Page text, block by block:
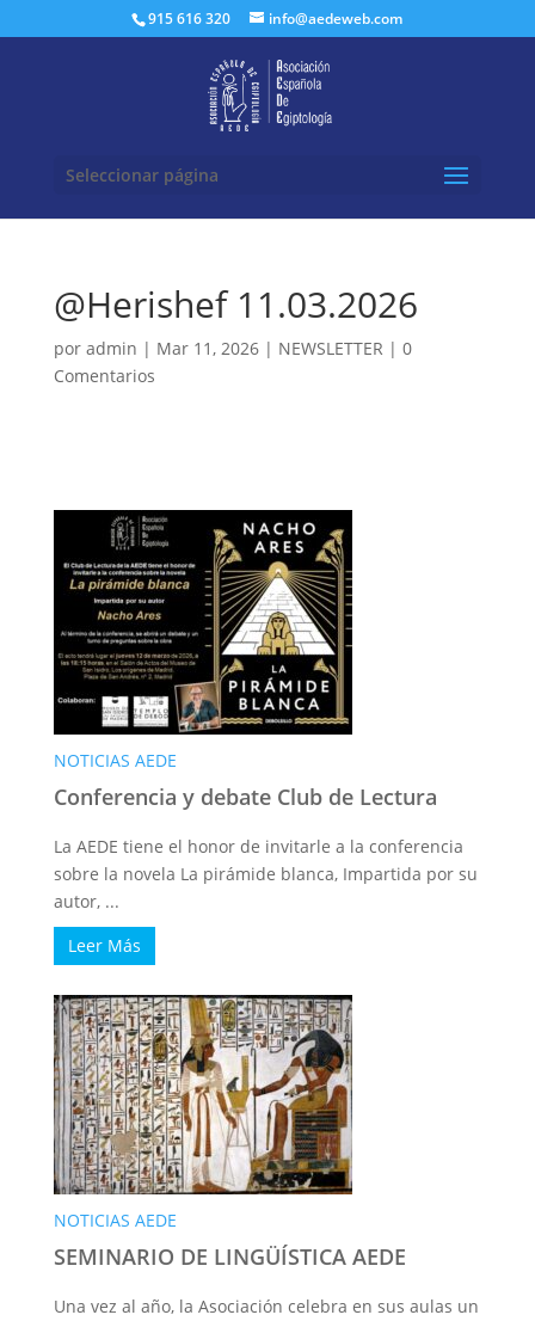
915 616 320 info@aedeweb.com
Seleccionar página
@Herishef 11.03.2026
por admin | Mar 11, 2026| NEWSLETTER | 0
Comentarios
NOTICIAS AEDE
Conferencia y debate Club de Lectura
La AEDE tiene el honor de invitarle a la conferencia
sobre la novela La pirámide blanca, Impartida por su
autor, ...
Leer Más
NOTICIAS AEDE
SEMINARIO DE LINGÜÍSTICA AEDE
Una vez al año, la Asociación celebra en sus aulas un